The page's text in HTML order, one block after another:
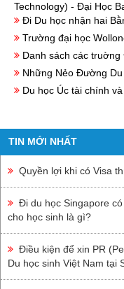
Technology) - Đại Học
Đi Du học nhận hai
Trường đại học
Danh sách các
Những Nẻo Đường Du
Du học Úc tài chính
TIN MỚI NHẤT
Quyền lợi khi có Visa
Đi du học Singapore
cho học sinh là gì?
Điều kiện để xin PR
Du học sinh Việt Nam tại